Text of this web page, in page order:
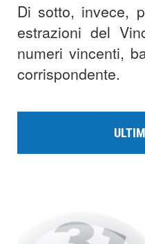
Di sotto, invece,
estrazioni del
numeri vincenti,
corrispondente.